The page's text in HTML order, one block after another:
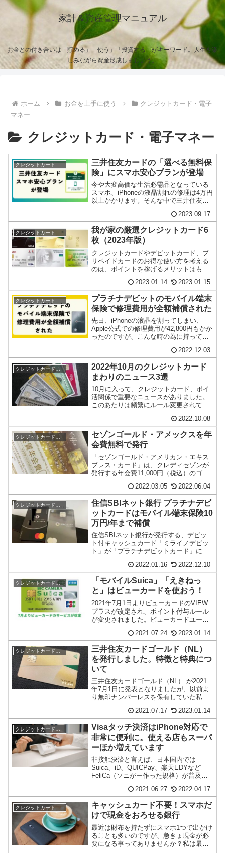
家計＆資産管理マニュアル
お金との付き合いは「貯める」「使う」「投資する」がキーワード。人生を楽
しみながら資産形成しましょう。
ホーム お金を上手に使う
クレジットカード・電子
マネー
クレジットカード・電子マネー
クレジットカード・電子マネー
三井住友カードの「選べる無料保
険」にスマホ安心プランが登場
今や大変高価な生活必需品となっている
スマホ、iPhoneの液晶割れの修理は4万円
以上かかります。そんな中で三井住友カ
2023.09.17
我が家の厳選クレジットカード6
枚（2023年版）
クレジットカードやデビットカード、プ
リペイドカードのお得な使い方を考える
のは、ポイントを稼げるメリットはもち
面白みがあります...2023.01.14 2023.01.15
クレジットカード・電子マネー
プラチナデビットのモバイル端末
保険で修理費用が全額補償された
先日、iPhoneの液晶を割ってしまい、
Apple公式での修理費用が42,800円もかか
ったのですが、こんな時の為に持ってい
2022.12.03
クレジットカード・電子マネー
2022年10月のクレジットカード
まわりのニュース3選
10月に入って、クレジットカード、ポイ
活関係で重要なニュースがありました。
このあたりは頻繁にルール変更されてい
2022.10.08
セゾンゴールド・アメックスを年
会費無料で発行
「セゾンゴールド・アメリカン・エキス
プレス・カード」は、クレディセゾンが
発行する年会費11,000円（税込）のゴー
アメックス...
2022.03.05 2022.06.04
クレジットカード・電子マネー
住信SBIネット銀行 プラチナデビ
ットカードはモバイル端末保険10
万円/年まで補償
住信SBIネット銀行が発行する、デビッ
ト付キャッシュカード「ミライノデビッ
ト」が「プラチナデビットカード」に名
スカードに刷新...2022.01.16 2022.12.10
クレジットカード・電子マネー
「モバイルSuica」「えきねっ
と」はビューカードを使おう！
2021年7月1日よりビューカードのVIEW
プラスが改定され、ポイント付与ルール
が変更されました。ビューカードユーザ
2021.07.24 2023.01.14
クレジットカード・電子マネー
三井住友カードゴールド（NL）
を発行しました。特徴と特典につ
いて
三井住友カードゴールド（NL） が2021
年7月1日に発表となりましたが、以前よ
り無印ナンバーレスを保有していた私と
2021.07.17 2023.01.14
Visaタッチ決済はiPhone対応で
非常に便利に。使える店もスーパ
ーほか増えています
非接触決済と言えば、日本国内では
Suica、iD、QUICPay、楽天EDYなど
FeliCa（ソニがー作った規格）が普及し
2021.06.27 2022.04.17
クレジットカード・電子マネー
キャッシュカード不要！スマホだ
けで現金をおろせる銀行
最近は財布を持たずにスマホ1つで出かけ
ることも多いのですが、急きょ現金が必
要になる事ってありませんか？私は最